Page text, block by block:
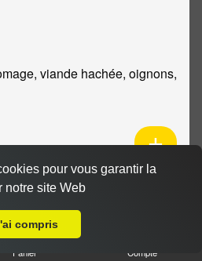
viande hachée, oignons,
Panier Compte
pour vous garantir la
notre site Web
compris